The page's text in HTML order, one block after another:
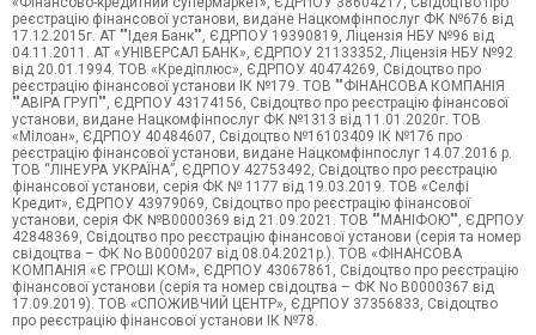
реєстрацію фінансової установи, видане Нацкомфінпослуг ФК №676 від
17.12.2015г. АТ ""Ідея Банк"", ЄДРПОУ 19390819, Ліцензія НБУ №96 від
04.11.2011. АТ «УНІВЕРСАЛ БАНК», ЄДРПОУ 21133352, Ліцензія НБУ №92
від 20.01.1994. ТОВ «Кредіплюс», ЄДРПОУ 40474269, Свідоцтво про
реєстрацію фінансової установи ІК №179. ТОВ ""ФІНАНСОВА КОМПАНІЯ
""АВІРА ГРУП"", ЄДРПОУ 43174156, Свідоцтво про реєстрацію фінансової
установи, видане Нацкомфінпослуг ФК №1313 від 11.01.2020г. ТОВ
«Мілоан», ЄДРПОУ 40484607, Свідоцтво №16103409 ІК №176 про
реєстрацію фінансової установи, видане Нацкомфінпослуг 14.07.2016 р.
ТОВ “ЛІНЕУРА УКРАЇНА”, ЄДРПОУ 42753492, Свідоцтво про реєстрацію
фінансової установи, серія ФК № 1177 від 19.03.2019. ТОВ «Селфі
Кредит», ЄДРПОУ 43979069, Свідоцтво про реєстрацію фінансової
установи, серія ФК №В0000369 від 21.09.2021. ТОВ ""МАНІФОЮ"", ЄДРПОУ
42848369, Свідоцтво про реєстрацію фінансової установи (серія та номер
свідоцтва – ФК No В0000207 від 08.04.2021р.). ТОВ «ФІНАНСОВА
КОМПАНІЯ «Є ГРОШІ КОМ», ЄДРПОУ 43067861, Свідоцтво про реєстрацію
фінансової установи (серія та номер свідоцтва – ФК No В0000367 від
17.09.2019). ТОВ «СПОЖИВЧИЙ ЦЕНТР», ЄДРПОУ 37356833, Свідоцтво
про реєстрацію фінансової установи ІК №78.